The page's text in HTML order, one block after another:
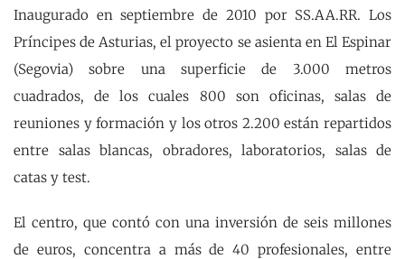
Inaugurado en septiembre de 2010 por SS.AA.RR. Los
Príncipes de Asturias, el proyecto se asienta en El Espinar
(Segovia) sobre una superficie de 3.000 metros
cuadrados, de los cuales 800 son oficinas, salas de
reuniones y formación y los otros 2.200 están repartidos
entre salas blancas, obradores, laboratorios, salas de
catas y test.
El centro, que contó con una inversión de seis millones
de euros, concentra a más de 40 profesionales, entre